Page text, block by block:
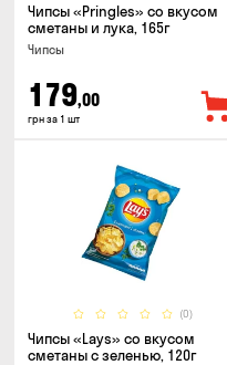
Чипсы «Pringles» со вкусом
сметаны и лука, 165г
Чипсы
179,00
грн за 1 шт
(0)
Чипсы «Lays» со вкусом
сметаны с зеленью, 120г